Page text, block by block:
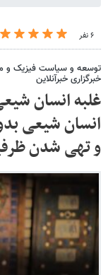
۶ نفر
توسعه و سیاست فیزیک و
خبرگزاری خبرآنلاین
غلبه انسان
انسان شیعی
و تهی شدن